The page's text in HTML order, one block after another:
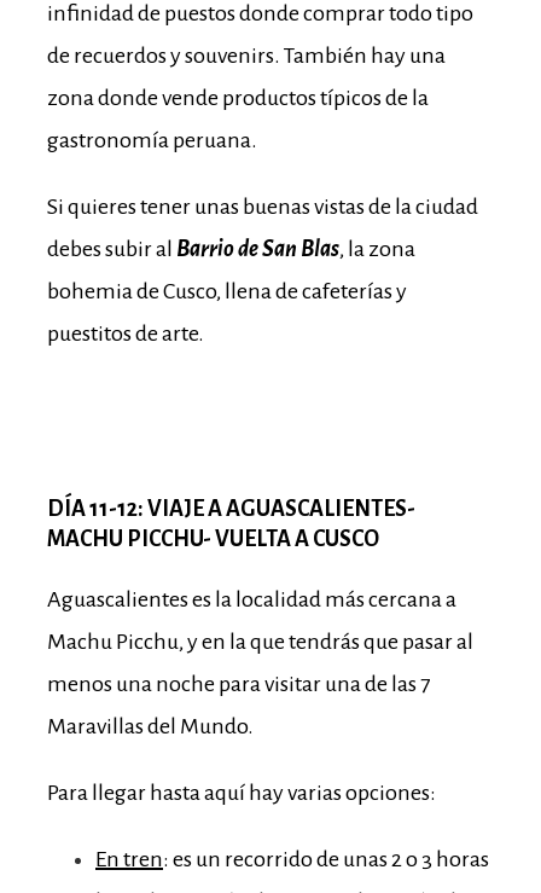
infinidad de puestos donde comprar todo tipo
de recuerdos y souvenirs. También hay una
zona donde vende productos típicos de la
gastronomía peruana.
Si quieres tener unas buenas vistas de la ciudad
debes subir al Barrio de San Blas, la zona
bohemia de Cusco, llena de cafeterías y
puestitos de arte.
DÍA 11-12: VIAJE A AGUASCALIENTES-
MACHU PICCHU- VUELTA A CUSCO
Aguascalientes es la localidad más cercana a
Machu Picchu, y en la que tendrás que pasar al
menos una noche para visitar una de las 7
Maravillas del Mundo.
Para llegar hasta aquí hay varias opciones:
En tren: es un recorrido de unas 2 o 3 horas